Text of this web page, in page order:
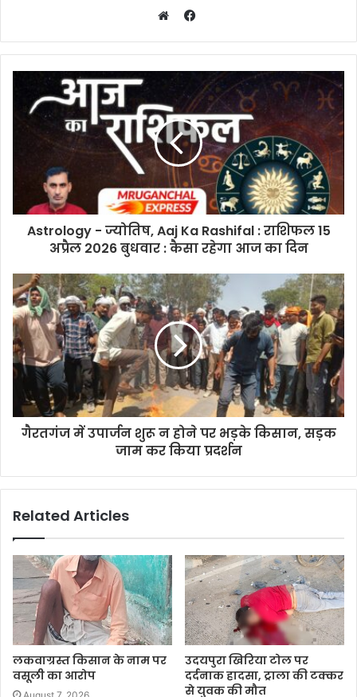
Facebook
Astrology - ज्योतिष, Aaj Ka Rashifal : राशिफल 15
अप्रैल 2026 बुधवार : कैसा रहेगा आज का दिन
गैरतगंज में उपार्जन शुरू न होने पर भड़के किसान, सड़क
जाम कर किया प्रदर्शन
Related Articles
लकवाग्रस्त किसान के नाम पर
वसूली का आरोप
उदयपुरा खिरिया टोल पर
दर्दनाक हादसा, ट्राला की टक्कर
से युवक की मौत